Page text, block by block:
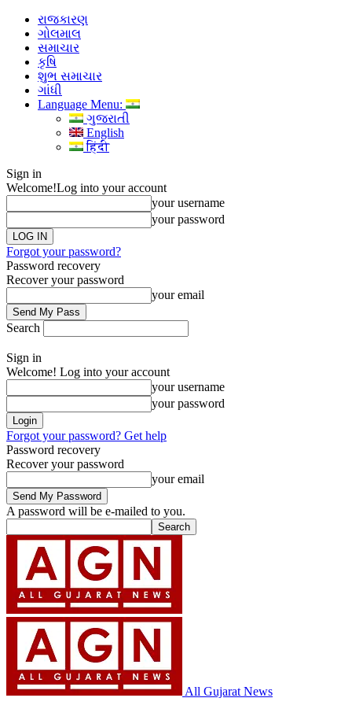
રાજકારણ
ગોલમાલ
સમાચાર
કૃષિ
શુભ સમાચાર
ગાંધી
Language Menu:
ગુજરાતી
English
हिंदी
Sign in
Welcome!Log into your account
your username
your password
Forgot your password?
Password recovery
Recover your password
your email
Search
Sign in
Welcome! Log into your account
your username
your password
Forgot your password? Get help
Password recovery
Recover your password
your email
A password will be e-mailed to you.
All Gujarat News